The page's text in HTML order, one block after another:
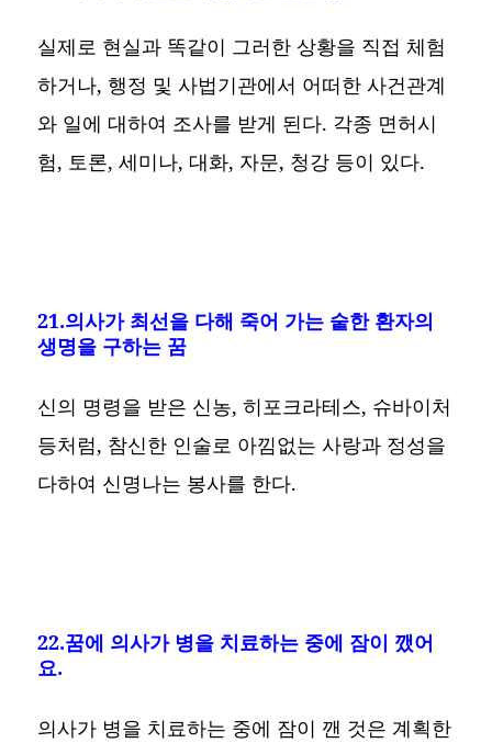
실제로 현실과 똑같이 그러한 상황을 직접 체험
하거나, 행정 및 사법기관에서 어떠한 사건관계
와 일에 대하여 조사를 받게 된다. 각종 면허시
험, 토론, 세미나, 대화, 자문, 청강 등이 있다.
21.의사가 최선을 다해 죽어 가는 숱한 환자의
생명을 구하는 꿈
신의 명령을 받은 신농, 히포크라테스, 슈바이처
등처럼, 참신한 인술로 아낌없는 사랑과 정성을
다하여 신명나는 봉사를 한다.
22.꿈에 의사가 병을 치료하는 중에 잠이 깼어
요.
의사가 병을 치료하는 중에 잠이 깬 것은 계획한